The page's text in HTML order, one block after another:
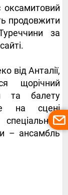
оксамитовий
продовжити
за
від Анталії,
щорічний
та балету
на сцені
– ансамбль